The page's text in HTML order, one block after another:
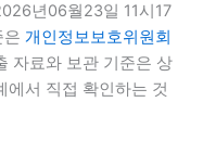
년06월23일 11시17
은 개인정보보호위원회
자료와 보관 기준은 상
에서 직접 확인하는 것